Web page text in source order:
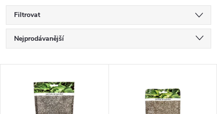
Filtrovat
Ř
a
Nejprodávanější
Abecedně